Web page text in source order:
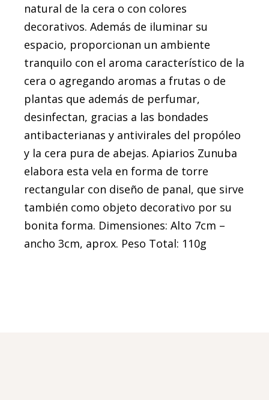
natural de la cera o con colores
decorativos. Además de iluminar su
espacio, proporcionan un ambiente
tranquilo con el aroma característico de la
cera o agregando aromas a frutas o de
plantas que además de perfumar,
desinfectan, gracias a las bondades
antibacterianas y antivirales del propóleo
y la cera pura de abejas. Apiarios Zunuba
elabora esta vela en forma de torre
rectangular con diseño de panal, que sirve
también como objeto decorativo por su
bonita forma. Dimensiones: Alto 7cm –
ancho 3cm, aprox. Peso Total: 110g